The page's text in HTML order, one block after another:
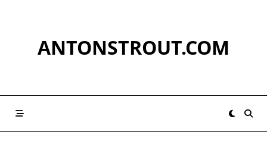
ANTONSTROUT.COM